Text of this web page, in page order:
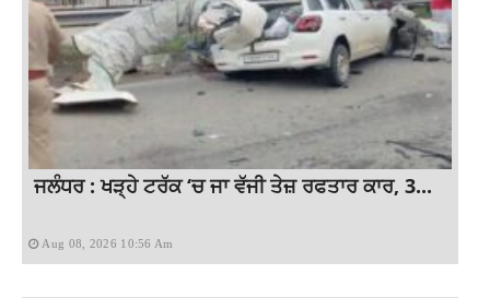
ਜਲੰਧਰ : ਖੜ੍ਹੇ ਟਰੱਕ ‘ਚ ਜਾ ਵੱਜੀ ਤੇਜ਼ ਰਫਤਾਰ ਕਾਰ, 3...
Aug 08, 2026 10:56 Am